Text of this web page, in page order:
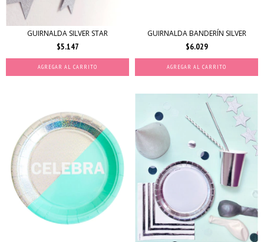
GUIRNALDA SILVER STAR
$5.147
GUIRNALDA BANDERÍN SILVER
$6.029